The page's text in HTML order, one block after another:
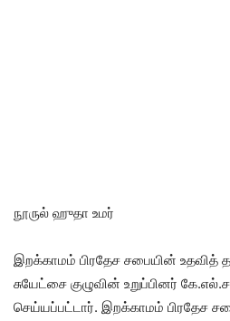
நூருல் ஹுதா உமர்
இறக்காமம் பிரதேச சபையின் உதவித்
சுயேட்சை குழுவின் உறுப்பினர்
செய்யப்பட்டார். இறக்காமம் பிரதேச